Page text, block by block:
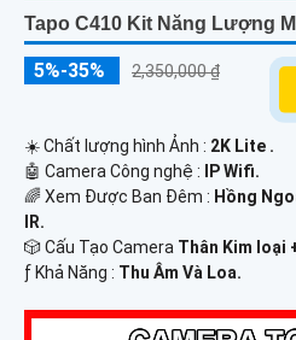
Tapo C410 Kit Năng Lượng
5%-35% 2,350,000 ₫
☀️ Chất lượng hình Ảnh : 2K Lite .
🤖️ Camera Công nghệ :
IP Wifi.
🌈 Xem Được Ban Đêm : Hồng
IR.
🎲 Cấu Tạo Camera Thân Kim loại
️ƒ Khả Năng : Thu Âm Và Loa.